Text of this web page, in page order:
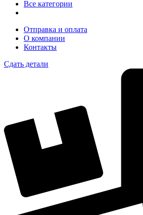
Все категории
Отправка и оплата
О компании
Контакты
Сдать детали